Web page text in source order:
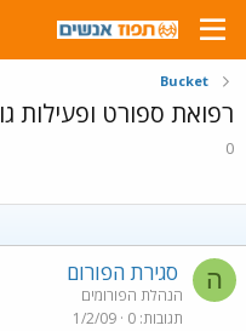
Bucket
רפואת ספורט ופעילות
0
ה סגירת הפורום
הנהלת הפורומים
תגובות 0
1/2/09